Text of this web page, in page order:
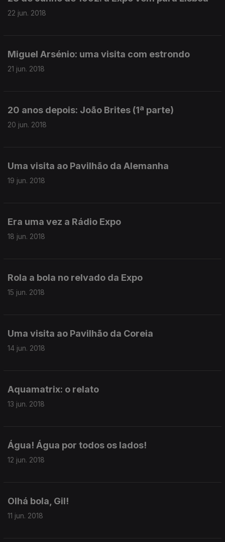
22 jun. 2018
Miguel Arsénio: uma visita com estrondo
21 jun. 2018
20 anos depois: João Brites (1ª parte)
20 jun. 2018
Uma visita ao Pavilhão da Alemanha
19 jun. 2018
Era uma vez a Rádio Expo
18 jun. 2018
Rola a bola no relvado da Expo
15 jun. 2018
Uma visita ao Pavilhão da Coreia
14 jun. 2018
Aquamatrix: o relato
13 jun. 2018
Água! Água por todos os lados!
12 jun. 2018
Olhá bola, Gil!
11 jun. 2018